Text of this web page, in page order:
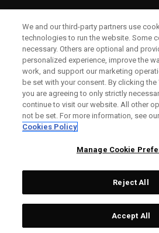
A PROPOS
MENTIONS
Topgolf Callaway
All rights reserved.
We and our third-party partners use
technologies to run the website. Some
necessary. Others are optional and
personalized experience, improve the
work, and support our marketing
be set with your consent. By clicking the
you are agreeing to only strictly
continue to visit our website. All other
not be set. For more information, see our
Cookies Policy
Manage Cookie
Reject All
Accept All